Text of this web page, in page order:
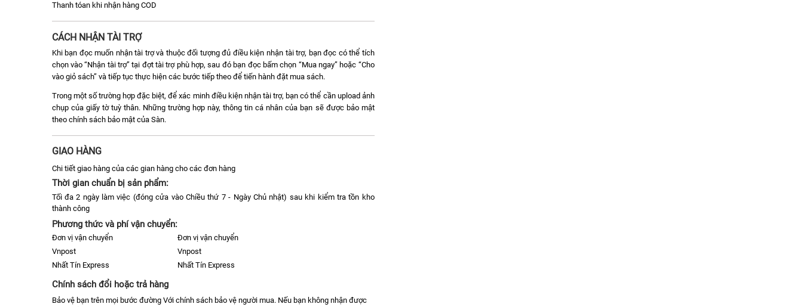
Thanh tóan khi nhận hàng COD
CÁCH NHẬN TÀI TRỢ
Khi bạn đọc muốn nhận tài trợ và thuộc đối tượng đủ điều kiện nhận tài trợ, bạn đọc có thể tích
chọn vào “Nhận tài trợ” tại đợt tài trợ phù hợp, sau đó bạn đọc bấm chọn “Mua ngay” hoặc “Cho
vào giỏ sách” và tiếp tục thực hiện các bước tiếp theo để tiến hành đặt mua sách.
Trong một số trường hợp đặc biệt, để xác minh điều kiện nhận tài trợ, bạn có thể cần upload ảnh
chụp của giấy tờ tuỳ thân. Những trường hợp này, thông tin cá nhân của bạn sẽ được bảo mật
theo chính sách bảo mật của Sàn.
GIAO HÀNG
Chi tiết giao hàng của các gian hàng cho các đơn hàng
Thời gian chuẩn bị sản phẩm:
Tối đa 2 ngày làm việc (đóng cửa vào Chiều thứ 7 - Ngày Chủ nhật) sau khi kiểm tra tồn kho
thành công
Phương thức và phí vận chuyển:
Đơn vị vận chuyển
Vnpost
Nhất Tín Express
Đơn vị vận chuyển
Vnpost
Nhất Tín Express
Chính sách đổi hoặc trả hàng
Bảo vệ bạn trên mọi bước đường Với chính sách bảo vệ người mua. Nếu bạn không nhận được